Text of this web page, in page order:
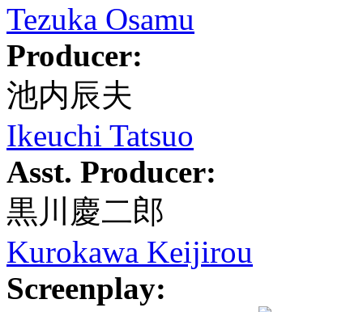
Tezuka Osamu
Producer:
池内辰夫
Ikeuchi Tatsuo
Asst. Producer:
黒川慶二郎
Kurokawa Keijirou
Screenplay: